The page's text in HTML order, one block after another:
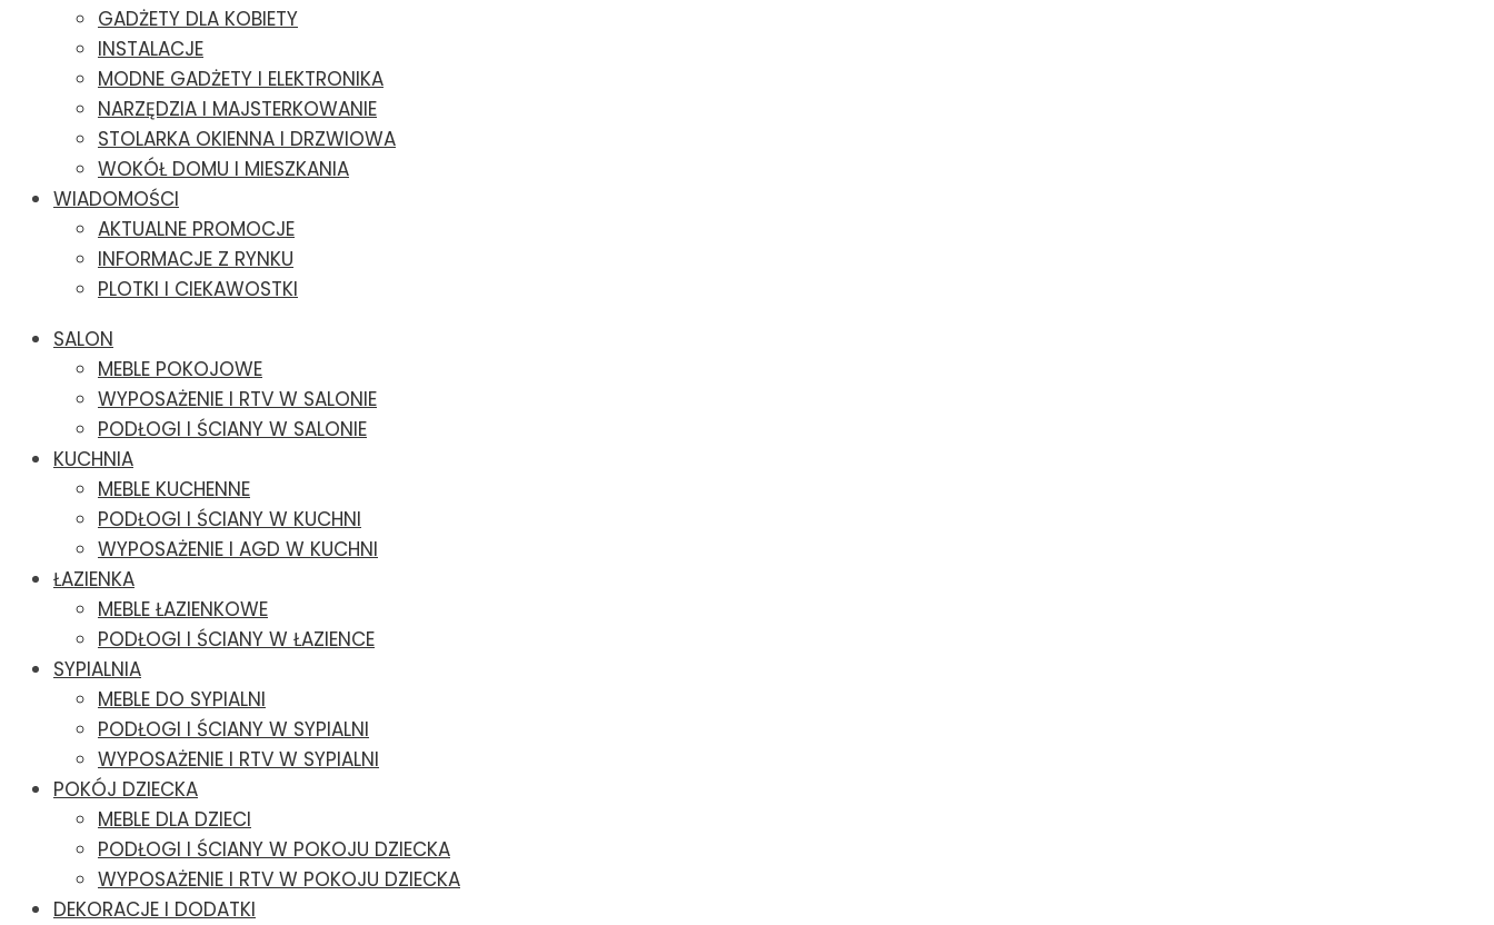
GADŻETY DLA KOBIETY
INSTALACJE
MODNE GADŻETY I ELEKTRONIKA
NARZĘDZIA I MAJSTERKOWANIE
STOLARKA OKIENNA I DRZWIOWA
WOKÓŁ DOMU I MIESZKANIA
WIADOMOŚCI
AKTUALNE PROMOCJE
INFORMACJE Z RYNKU
PLOTKI I CIEKAWOSTKI
SALON
MEBLE POKOJOWE
WYPOSAŻENIE I RTV W SALONIE
PODŁOGI I ŚCIANY W SALONIE
KUCHNIA
MEBLE KUCHENNE
PODŁOGI I ŚCIANY W KUCHNI
WYPOSAŻENIE I AGD W KUCHNI
ŁAZIENKA
MEBLE ŁAZIENKOWE
PODŁOGI I ŚCIANY W ŁAZIENCE
SYPIALNIA
MEBLE DO SYPIALNI
PODŁOGI I ŚCIANY W SYPIALNI
WYPOSAŻENIE I RTV W SYPIALNI
POKÓJ DZIECKA
MEBLE DLA DZIECI
PODŁOGI I ŚCIANY W POKOJU DZIECKA
WYPOSAŻENIE I RTV W POKOJU DZIECKA
DEKORACJE I DODATKI